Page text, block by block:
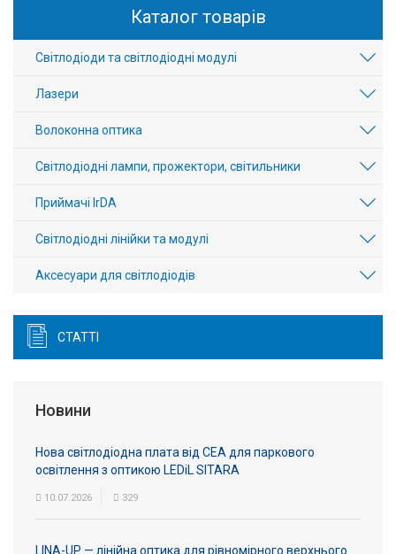
Каталог товарів
Світлодіоди та світлодіодні модулі
Лазери
Волоконна оптика
Світлодіодні лампи, прожектори, світильники
Приймачі IrDA
Світлодіодні лінійки та модулі
Аксесуари для світлодіодів
СТАТТІ
Новини
Нова світлодіодна плата від СЕА для паркового
освітлення з оптикою LEDiL SITARA
10.07.2026 329
LINA-UP — лінійна оптика для рівномірного верхнього